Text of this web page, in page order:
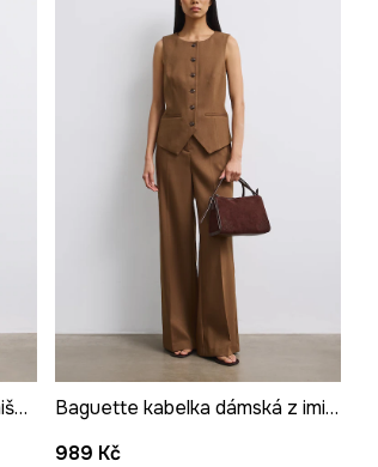
Taška dámská z imitace semiše s výšivkami
Baguette kabelka dámská z imitace semiše s výšivkami
989 Kč